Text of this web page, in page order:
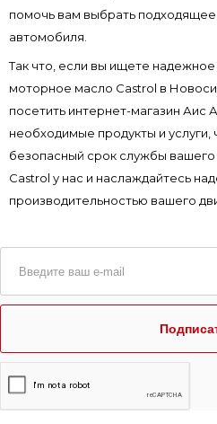
помочь вам выбрать
автомобиля.
Так что, если вы ищете
моторное масло Castrol в
посетить интернет-магазин Аис
необходимые продукты и услуги,
безопасный срок службы
Castrol у нас и наслаждайтесь
производительностью вашего